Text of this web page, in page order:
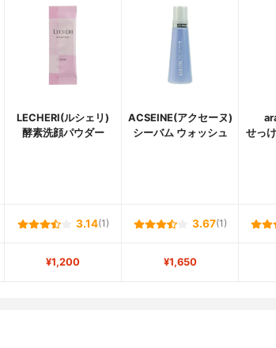
LECHERI(ルシェリ)
酵素洗顔パウダー
ACSEINE(アクセーヌ)
シーバム ウォッシュ
せっ
3.14(1) 3.67(1)
¥1,200 ¥1,650